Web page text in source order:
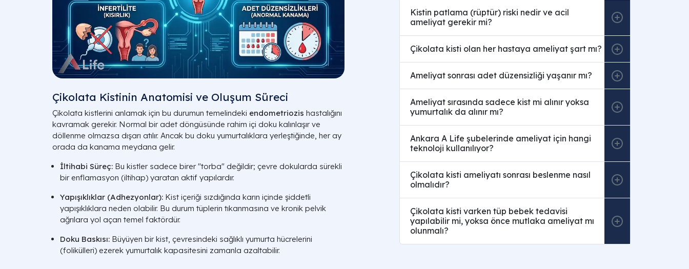
Çikolata Kistinin Anatomisi ve Oluşum Süreci
Çikolata kistlerini anlamak için bu durumun temelindeki endometriozis hastalığını
kavramak gerekir. Normal bir adet döngüsünde rahim içi doku kalınlaşır ve
döllenme olmazsa dışarı atılır. Ancak bu doku yumurtalıklara yerleştiğinde, her ay
orada da kanama meydana gelir.
İltihabi Süreç: Bu kistler sadece birer "torba" değildir; çevre dokularda sürekli
bir enflamasyon (iltihap) yaratan aktif yapılardır.
Yapışıklıklar (Adhezyonlar): Kist içeriği sızdığında karın içinde şiddetli
yapışıklıklara neden olabilir. Bu durum tüplerin tıkanmasına ve kronik pelvik
ağrılara yol açan temel faktördür.
Doku Baskısı: Büyüyen bir kist, çevresindeki sağlıklı yumurta hücrelerini
(folikülleri) ezerek yumurtalık kapasitesini zamanla azaltabilir.
Kistin patlama (rüptür) riski nedir ve acil
ameliyat gerekir mi?
Çikolata kisti olan her hastaya ameliyat şart mı?
Ameliyat sonrası adet düzensizliği yaşanır mı?
Ameliyat sırasında sadece kist mi alınır yoksa
yumurtalık da alınır mı?
Ankara A Life şubelerinde ameliyat için hangi
teknoloji kullanılıyor?
Çikolata kisti ameliyatı sonrası beslenme nasıl
olmalıdır?
Çikolata kisti varken tüp bebek tedavisi
yapılabilir mi, yoksa önce mutlaka ameliyat mı
olunmalı?